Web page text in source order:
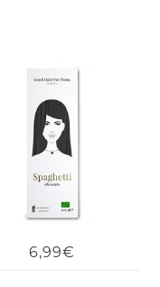
6,99€